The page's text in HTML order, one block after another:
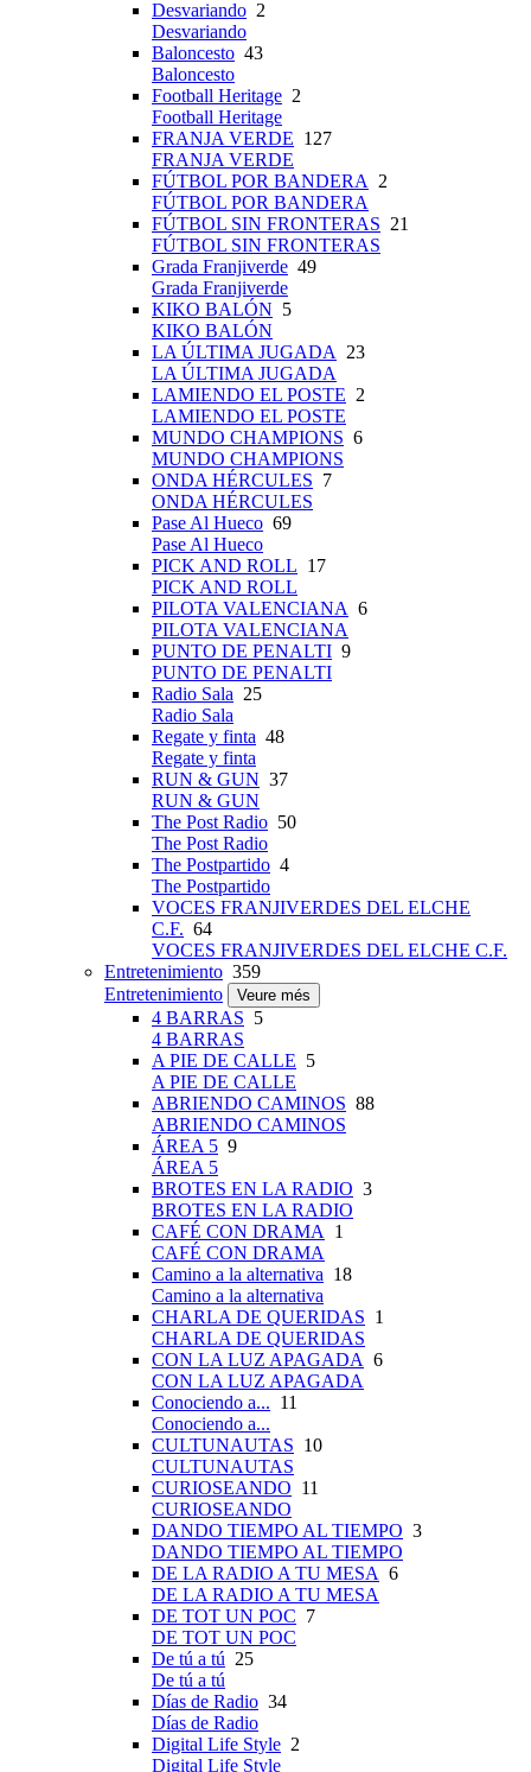
Desvariando 2
Desvariando
Baloncesto 43
Baloncesto
Football Heritage 2
Football Heritage
FRANJA VERDE 127
FRANJA VERDE
FÚTBOL POR BANDERA 2
FÚTBOL POR BANDERA
FÚTBOL SIN FRONTERAS 21
FÚTBOL SIN FRONTERAS
Grada Franjiverde 49
Grada Franjiverde
KIKO BALÓN 5
KIKO BALÓN
LA ÚLTIMA JUGADA 23
LA ÚLTIMA JUGADA
LAMIENDO EL POSTE 2
LAMIENDO EL POSTE
MUNDO CHAMPIONS 6
MUNDO CHAMPIONS
ONDA HÉRCULES 7
ONDA HÉRCULES
Pase Al Hueco 69
Pase Al Hueco
PICK AND ROLL 17
PICK AND ROLL
PILOTA VALENCIANA 6
PILOTA VALENCIANA
PUNTO DE PENALTI 9
PUNTO DE PENALTI
Radio Sala 25
Radio Sala
Regate y finta 48
Regate y finta
RUN & GUN 37
RUN & GUN
The Post Radio 50
The Post Radio
The Postpartido 4
The Postpartido
VOCES FRANJIVERDES DEL ELCHE
C.F. 64
VOCES FRANJIVERDES DEL ELCHE C.F.
Entretenimiento 359
Entretenimiento
Veure més
4 BARRAS 5
4 BARRAS
A PIE DE CALLE 5
A PIE DE CALLE
ABRIENDO CAMINOS 88
ABRIENDO CAMINOS
ÁREA 5 9
ÁREA 5
BROTES EN LA RADIO 3
BROTES EN LA RADIO
CAFÉ CON DRAMA 1
CAFÉ CON DRAMA
Camino a la alternativa 18
Camino a la alternativa
CHARLA DE QUERIDAS 1
CHARLA DE QUERIDAS
CON LA LUZ APAGADA 6
CON LA LUZ APAGADA
Conociendo a... 11
Conociendo a...
CULTUNAUTAS 10
CULTUNAUTAS
CURIOSEANDO 11
CURIOSEANDO
DANDO TIEMPO AL TIEMPO 3
DANDO TIEMPO AL TIEMPO
DE LA RADIO A TU MESA 6
DE LA RADIO A TU MESA
DE TOT UN POC 7
DE TOT UN POC
De tú a tú 25
De tú a tú
Días de Radio 34
Días de Radio
Digital Life Style 2
Digital Life Style